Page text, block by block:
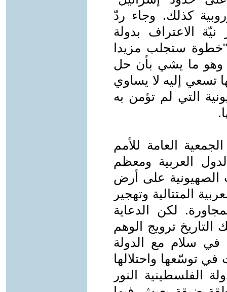
كذلك. وجاء ردّ
الاعتراف بدولة
ستجلب مزيدا
وهو ما يشي بأن حل
تسعي إليه لا يساوي
التي لم تؤمن به
العامة للأمم
ورفضته الدول العربية ومعظم
الصهيونية على أرض
المتتالية وتهجير
لكن الدعاية
التاريخ ترويج الوهم
في سلام مع الدولة
توسّعها واحتلالها
الفلسطينية النور